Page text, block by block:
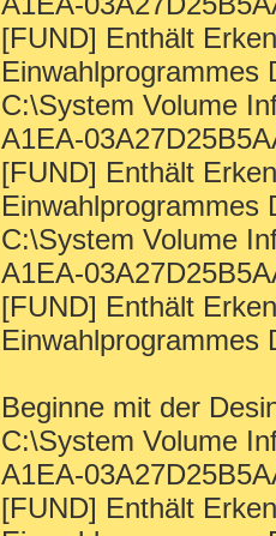
[FUND] Enthält
Einwahlprogrammes
C:\System Volume
A1EA-
[FUND] Enthält
Einwahlprogrammes
C:\System Volume
A1EA-
[FUND] Enthält
Einwahlprogrammes
Beginne mit der
C:\System Volume
A1EA-
[FUND] Enthält